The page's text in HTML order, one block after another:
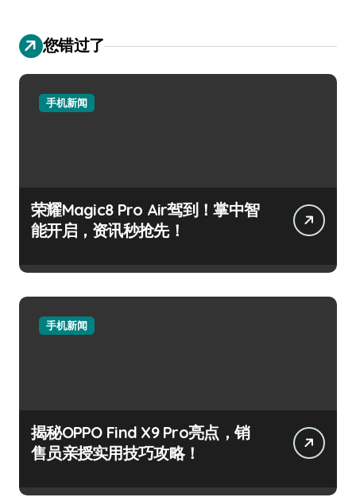
您错过了
手机新闻
荣耀Magic8 Pro Air驾到！掌中智
能开启，资讯秒抢先！
手机新闻
揭秘OPPO Find X9 Pro亮点，销
售员亲授实用技巧攻略！